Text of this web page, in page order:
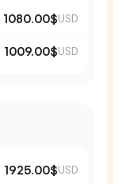
1080.00$USD
1009.00$USD
1925.00$USD